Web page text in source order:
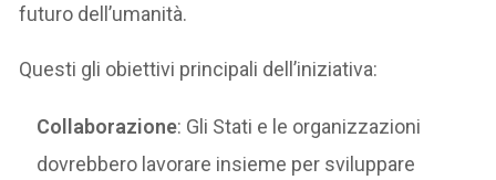
futuro dell’umanità.
Questi gli obiettivi principali dell’iniziativa:
Collaborazione: Gli Stati e le organizzazioni
dovrebbero lavorare insieme per sviluppare